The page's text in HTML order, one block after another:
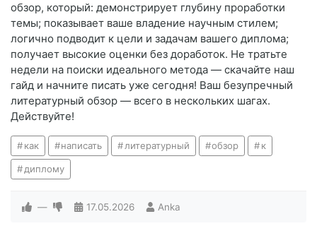
обзор, который: демонстрирует глубину проработки
темы; показывает ваше владение научным стилем;
логично подводит к цели и задачам вашего диплома;
получает высокие оценки без доработок. Не тратьте
недели на поиски идеального метода — скачайте наш
гайд и начните писать уже сегодня! Ваш безупречный
литературный обзор — всего в нескольких шагах.
Действуйте!
как написать литературный обзор к
диплому
— 17.05.2026 Anka